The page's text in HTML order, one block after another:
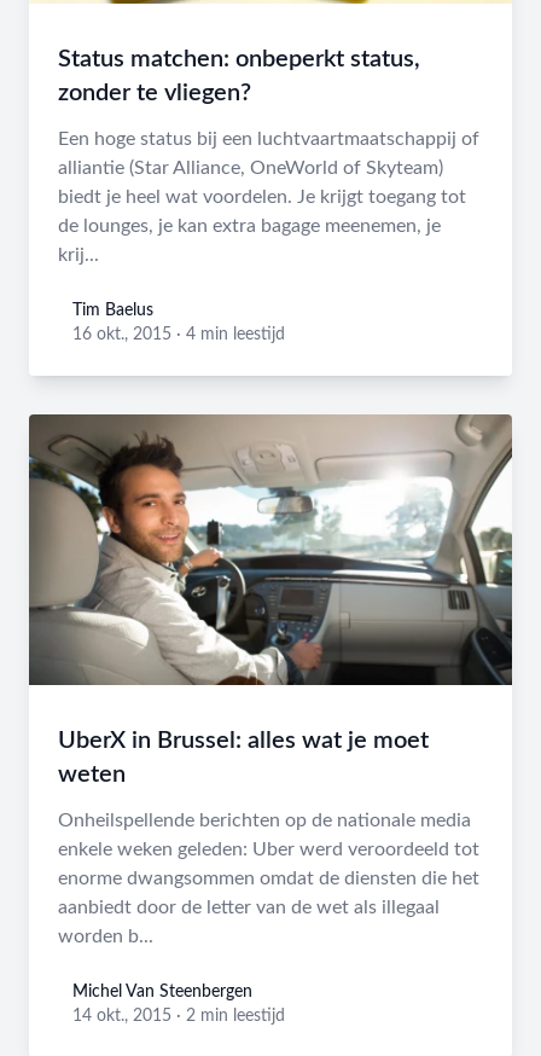
Status matchen: onbeperkt status,
zonder te vliegen?
Een hoge status bij een luchtvaartmaatschappij of
alliantie (Star Alliance, OneWorld of Skyteam)
biedt je heel wat voordelen. Je krijgt toegang tot
de lounges, je kan extra bagage meenemen, je
krij...
Tim Baelus
Tim Baelus
16 okt., 2015 · 4 min leestijd
UberX in Brussel: alles wat je moet
weten
Onheilspellende berichten op de nationale media
enkele weken geleden: Uber werd veroordeeld tot
enorme dwangsommen omdat de diensten die het
aanbiedt door de letter van de wet als illegaal
worden b...
Michel Van Steenbergen
Michel Van Steenbergen
14 okt., 2015 · 2 min leestijd